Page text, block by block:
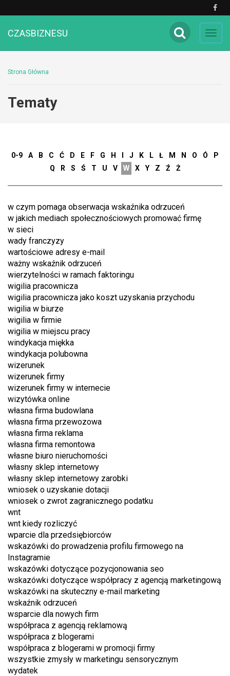
CZASBIZNESU
Strona Główna
Tematy
0-9 A B C Ć D E F G H J K L Ł M N O Ó
P
Q
R S Ś T U V W X Y Z Ź Ż
w czym pomaga obserwacja wskaźnika odrzuceń
w jakich mediach społecznościowych promować firmę
w sieci
wady franczyzy
wartościowe adresy e-mail
ważny wskaźnik odrzuceń
wierzytelności w ramach faktoringu
wigilia pracownicza
wigilia pracownicza jako koszt uzyskania przychodu
wigilia w biurze
wigilia w firmie
wigilia w miejscu pracy
windykacja miękka
windykacja polubowna
wizerunek
wizerunek firmy
wizerunek firmy w internecie
wizytówka online
własna firma budowlana
własna firma przewozowa
własna firma reklama
własna firma remontowa
własne biuro nieruchomości
własny sklep internetowy
własny sklep internetowy zarobki
wniosek o uzyskanie dotacji
wniosek o zwrot zagranicznego podatku
wnt
wnt kiedy rozliczyć
wparcie dla przedsiębiorców
wskazówki do prowadzenia profilu firmowego na
Instagramie
wskazówki dotyczące pozycjonowania seo
wskazówki dotyczące współpracy z agencją marketingową
wskazówki na skuteczny e-mail marketing
wskaźnik odrzuceń
wsparcie dla nowych firm
współpraca z agencją reklamową
współpraca z blogerami
współpraca z blogerami w promocji firmy
wszystkie zmysły w marketingu sensorycznym
wydatek